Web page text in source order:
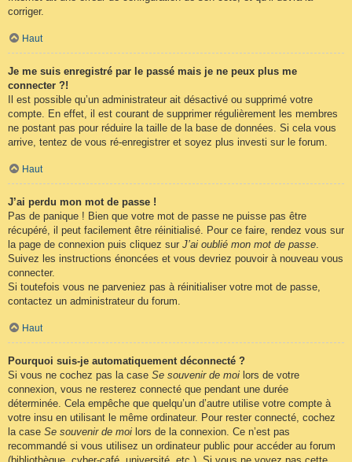
corriger.
Haut
Je me suis enregistré par le passé mais je ne peux plus me
connecter ?!
Il est possible qu’un administrateur ait désactivé ou supprimé votre
compte. En effet, il est courant de supprimer régulièrement les membres
ne postant pas pour réduire la taille de la base de données. Si cela vous
arrive, tentez de vous ré-enregistrer et soyez plus investi sur le forum.
Haut
J’ai perdu mon mot de passe !
Pas de panique ! Bien que votre mot de passe ne puisse pas être
récupéré, il peut facilement être réinitialisé. Pour ce faire, rendez vous sur
la page de connexion puis cliquez sur J’ai oublié mon mot de passe.
Suivez les instructions énoncées et vous devriez pouvoir à nouveau vous
connecter.
Si toutefois vous ne parveniez pas à réinitialiser votre mot de passe,
contactez un administrateur du forum.
Haut
Pourquoi suis-je automatiquement déconnecté ?
Si vous ne cochez pas la case Se souvenir de moi lors de votre
connexion, vous ne resterez connecté que pendant une durée
déterminée. Cela empêche que quelqu’un d’autre utilise votre compte à
votre insu en utilisant le même ordinateur. Pour rester connecté, cochez
la case Se souvenir de moi lors de la connexion. Ce n’est pas
recommandé si vous utilisez un ordinateur public pour accéder au forum